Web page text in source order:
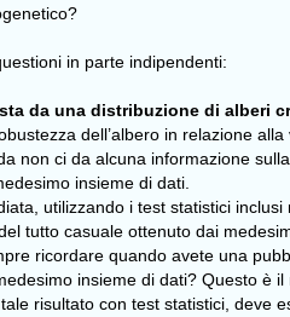
in parte indipendenti:
da una distribuzione di alberi
dell’albero in relazione
non ci da alcuna informazione
insieme di dati.
utilizzando i test statistici
tutto casuale ottenuto dai
ricordare quando avete una
insieme di dati? Questo è
risultato con test statistici, deve